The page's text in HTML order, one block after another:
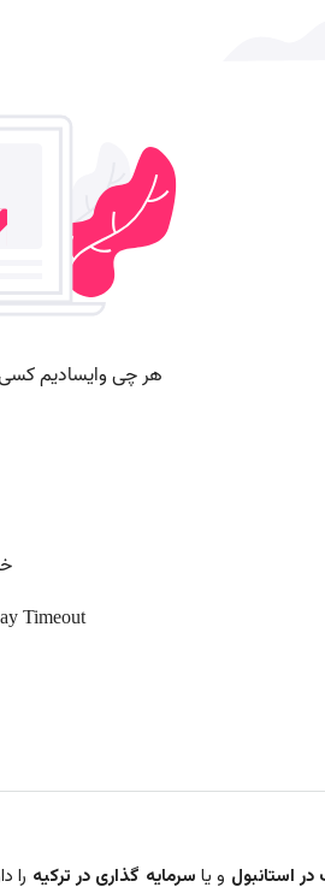
استانبول و یا سرمایه گذاری در ترکیه را